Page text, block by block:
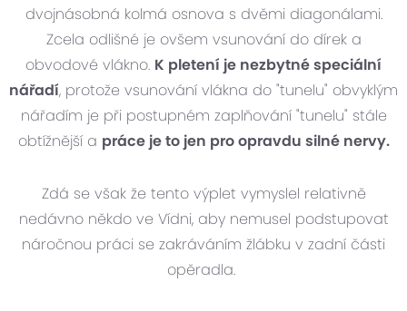
dvojnásobná kolmá osnova s dvěmi diagonálami.
Zcela odlišné je ovšem vsunování do dírek a
obvodové vlákno. K pletení je nezbytné speciální
nářadí, protože vsunování vlákna do "tunelu" obvyklým
nářadím je při postupném zaplňování "tunelu" stále
obtížnější a práce je to jen pro opravdu silné nervy.
Zdá se však že tento výplet vymyslel relativně
nedávno někdo ve Vídni, aby nemusel podstupovat
náročnou práci se zakráváním žlábku v zadní části
opěradla.